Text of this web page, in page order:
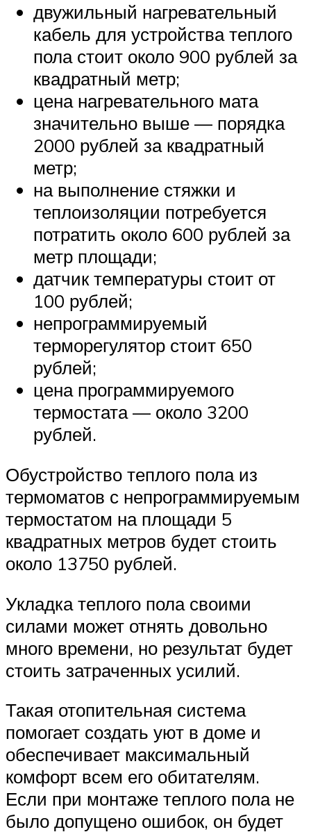
двужильный нагревательный
кабель для устройства теплого
пола стоит около 900 рублей за
квадратный метр;
цена нагревательного мата
значительно выше — порядка
2000 рублей за квадратный
метр;
на выполнение стяжки и
теплоизоляции потребуется
потратить около 600 рублей за
метр площади;
датчик температуры стоит от
100 рублей;
непрограммируемый
терморегулятор стоит 650
рублей;
цена программируемого
термостата — около 3200
рублей.
Обустройство теплого пола из
термоматов с непрограммируемым
термостатом на площади 5
квадратных метров будет стоить
около 13750 рублей.
Укладка теплого пола своими
силами может отнять довольно
много времени, но результат будет
стоить затраченных усилий.
Такая отопительная система
помогает создать уют в доме и
обеспечивает максимальный
комфорт всем его обитателям.
Если при монтаже теплого пола не
было допущено ошибок, он будет